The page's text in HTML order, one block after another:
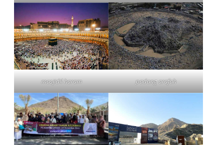
masjidil haram padang arafah